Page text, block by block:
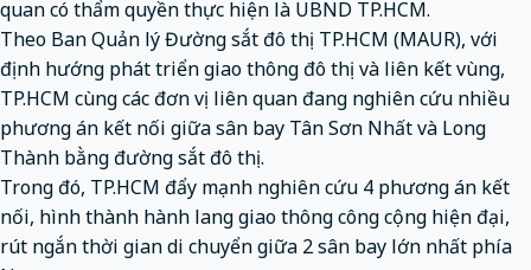
quan có thẩm quyền thực hiện là UBND TP.HCM.
Theo Ban Quản lý Đường sắt đô thị TP.HCM (MAUR), với
định hướng phát triển giao thông đô thị và liên kết vùng,
TP.HCM cùng các đơn vị liên quan đang nghiên cứu nhiều
phương án kết nối giữa sân bay Tân Sơn Nhất và Long
Thành bằng đường sắt đô thị.
Trong đó, TP.HCM đẩy mạnh nghiên cứu 4 phương án kết
nối, hình thành hành lang giao thông công cộng hiện đại,
rút ngắn thời gian di chuyển giữa 2 sân bay lớn nhất phía